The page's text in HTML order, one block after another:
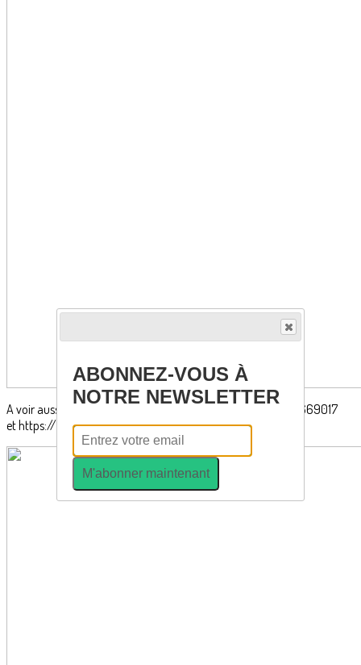
A voir aussi : https://www.facebook.com/reel/1613949029669017
et https://www.facebook.com/reel/2167790247330768
ABONNEZ-VOUS À
NOTRE NEWSLETTER
M'abonner maintenant